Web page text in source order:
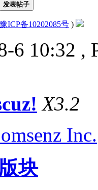
发表帖子
豫ICP备10202085号 )
6 10:32 ,
X3.2
Inc.
块